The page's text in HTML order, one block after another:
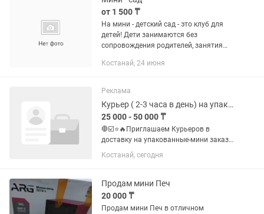
от 1 500 ₸
Ha мини - детский сад - это клуб для
детей! Дети занимаются без
сопровождения родителей, занятия
любящие детей специалисты.
2. Русский...
Костанай, 24 июня
Реклама
Курьер ( 2-3 часа в день) на упакованные-мини заказы
25 000 - 50 000 ₸
🛑☑️⭐️🔥Приглашаем Курьеров в
доставку на упакованные-мини заказы
❗️ 💰🎗️Оплата до 15.000-25.000-50.000 в
на велосипеде ...
Костанай, сегодня
Продам мини Печ
20 000 ₸
Продам мини Печ в отличном